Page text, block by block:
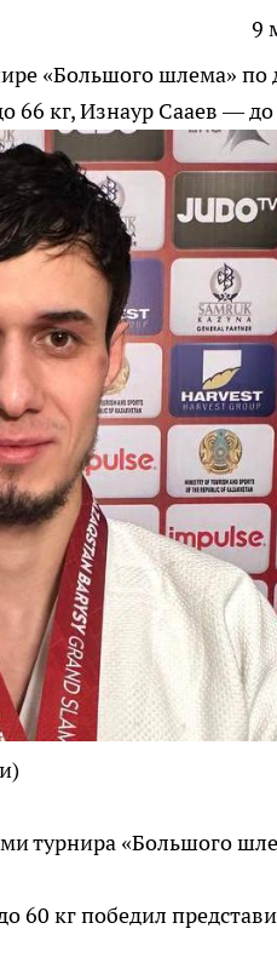
9
«Большого шлема» по
66 кг, Изнаур Сааев — до
турнира «Большого
60 кг победил